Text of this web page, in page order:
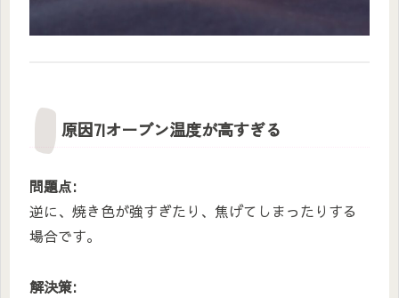
原因7|オーブン温度が高すぎる
問題点:
逆に、焼き色が強すぎたり、焦げてしまったりする
場合です。
解決策: